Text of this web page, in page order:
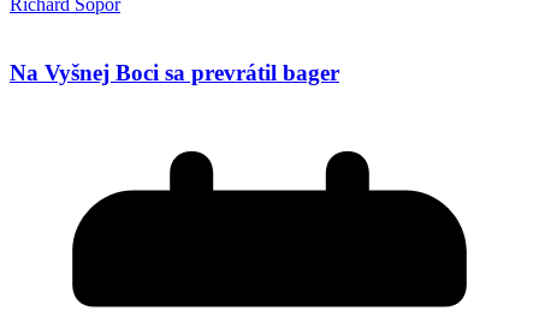
Na Vyšnej Boci sa prevrátil bager